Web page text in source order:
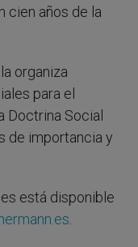
cien años de la
organiza
para el
Doctrina Social
de importancia y
está disponible
.